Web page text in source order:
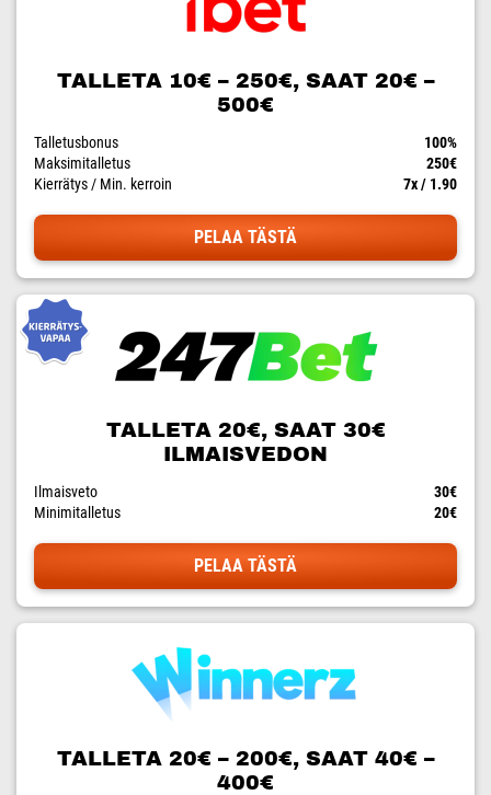
TALLETA 10€ – 250€, SAAT 20€ –
500€
Talletusbonus
100%
Maksimitalletus
250€
Kierrätys / Min. kerroin
7x / 1.90
PELAA TÄSTÄ
TALLETA 20€, SAAT 30€
ILMAISVEDON
Ilmaisveto
30€
Minimitalletus
20€
PELAA TÄSTÄ
TALLETA 20€ – 200€, SAAT 40€ –
400€